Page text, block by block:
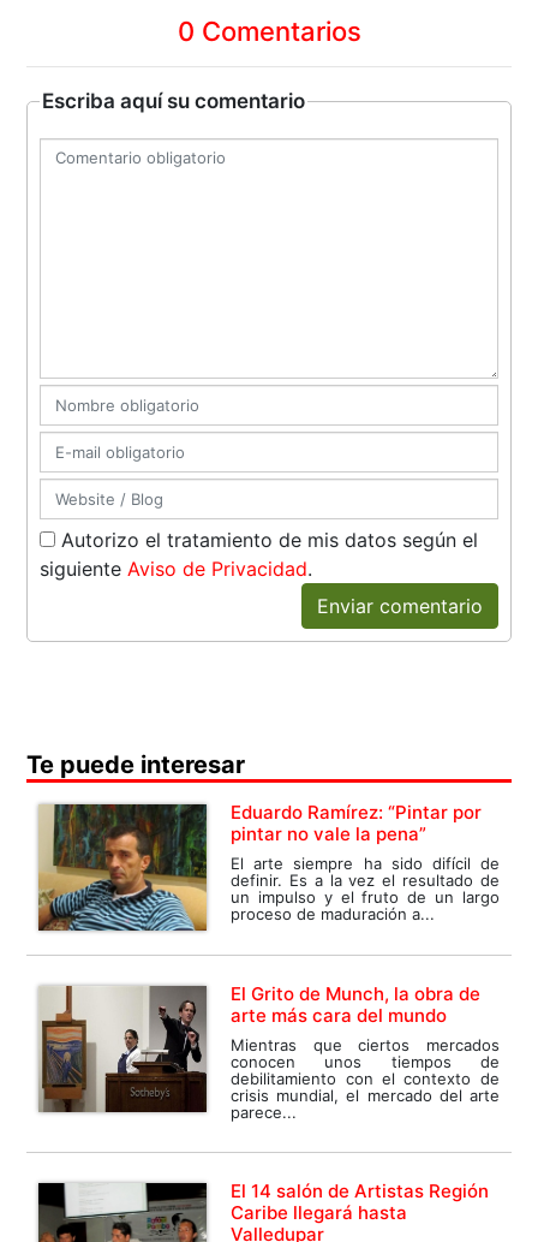
0 Comentarios
Escriba aquí su comentario
Autorizo el tratamiento de mis datos según el
siguienteAviso de Privacidad.
Enviar comentario
Te puede interesar
Eduardo Ramírez: “Pintar por
pintar no vale la pena”
El arte siempre ha sido difícil de
definir. Es a la vez el resultado de
un impulso y el fruto de un largo
proceso de maduración a...
El Grito de Munch, la obra de
arte más cara del mundo
Mientras que ciertos mercados
conocen unos tiempos de
debilitamiento con el contexto de
crisis mundial, el mercado del arte
parece...
El 14 salón de Artistas Región
Caribe llegará hasta
Valledupar